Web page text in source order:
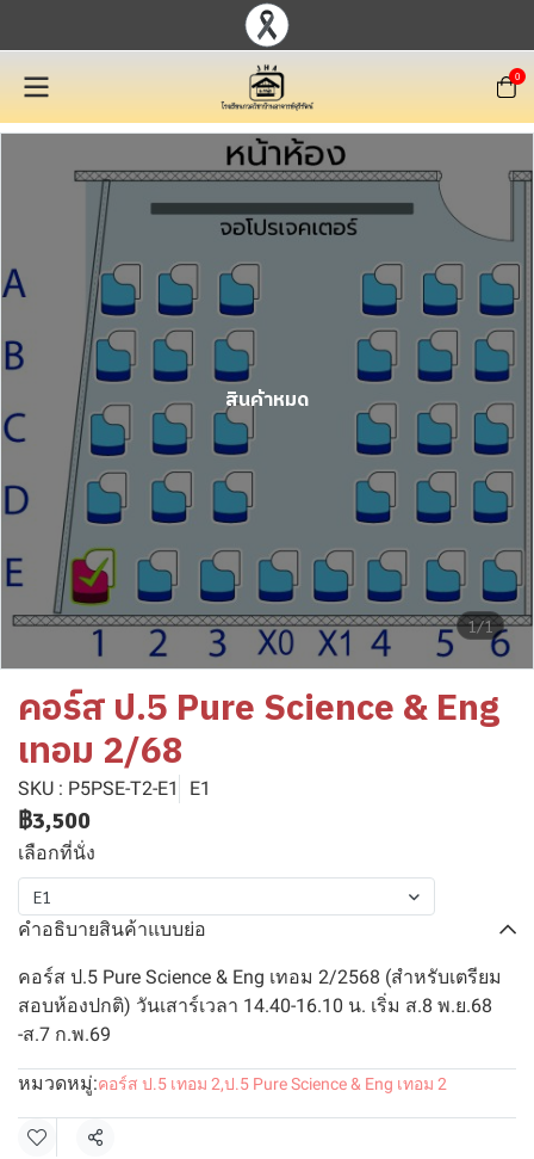
0
1/1
สินค้าหมด
คอร์ส ป.5 Pure Science & Eng
เทอม 2/68
SKU : P5PSE-T2-E1 E1
฿3,500
เลือกที่นั่ง
E1
คำอธิบายสินค้าแบบย่อ
คอร์ส ป.5 Pure Science & Eng เทอม 2/2568 (สำหรับเตรียม
สอบห้องปกติ) วันเสาร์เวลา 14.40-16.10 น. เริ่ม ส.8 พ.ย.68
-ส.7 ก.พ.69
หมวดหมู่:คอร์ส ป.5 เทอม 2,ป.5 Pure Science & Eng เทอม 2
แชร์